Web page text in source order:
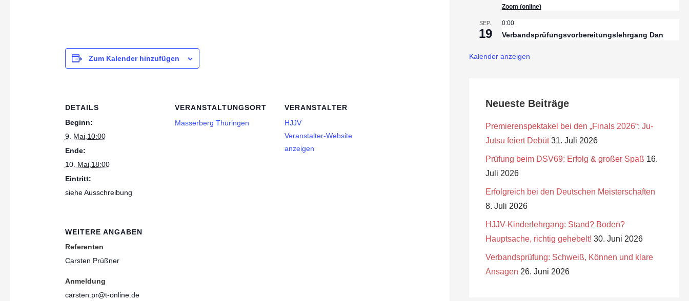
Zum Kalender hinzufügen
DETAILS
Beginn:
9. Mai,10:00
Ende:
10. Mai,18:00
Eintritt:
siehe Ausschreibung
VERANSTALTUNGSORT
Masserberg Thüringen
VERANSTALTER
HJJV
Veranstalter-Website
anzeigen
WEITERE ANGABEN
Referenten
Carsten Prüßner
Anmeldung
carsten.pr@t-online.de
Zoom (online)
SEP.
19
0:00
Verbandsprüfungsvorbereitungslehrgang Dan
Kalender anzeigen
Neueste Beiträge
Premierenspektakel bei den „Finals 2026“: Ju-
Jutsu feiert Debüt 31. Juli 2026
Prüfung beim DSV69: Erfolg & großer Spaß 16.
Juli 2026
Erfolgreich bei den Deutschen Meisterschaften
8. Juli 2026
HJJV-Kinderlehrgang: Stand? Boden?
Hauptsache, richtig gehebelt! 30. Juni 2026
Verbandsprüfung: Schweiß, Können und klare
Ansagen 26. Juni 2026